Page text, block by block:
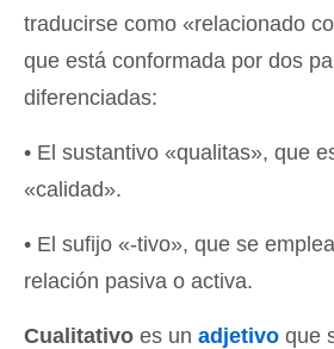
traducirse como «relacionado
que está conformada por dos
diferenciadas:
• El sustantivo «qualitas», que
«calidad».
• El sufijo «-tivo», que se
relación pasiva o activa.
Cualitativo es un adjetivo que